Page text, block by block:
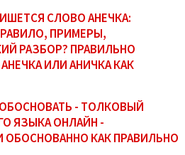
СЛОВО АНЕЧКА:
ПРИМЕРЫ,
РАЗБОР? ПРАВИЛЬНО
ИЛИ АНИЧКА КАК
- ТОЛКОВЫЙ
ЯЗЫКА ОНЛАЙН -
КАК ПРАВИЛЬНО